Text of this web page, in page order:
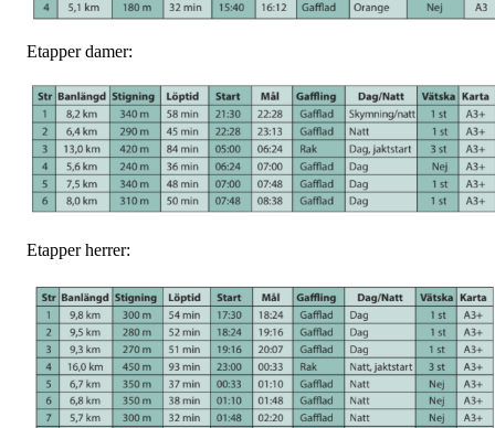
Etapper damer:
Etapper herrer: